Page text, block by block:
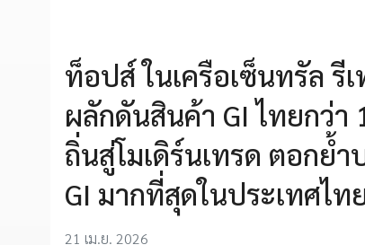
ท็อปส์ ในเครือเซ็นทรัล
ผลักดันสินค้า GI ไทยกว่
ถิ่นสู่โมเดิร์นเทรด ตอกย้
GI มากที่สุดในประเทศไท
21 เม.ย. 2026